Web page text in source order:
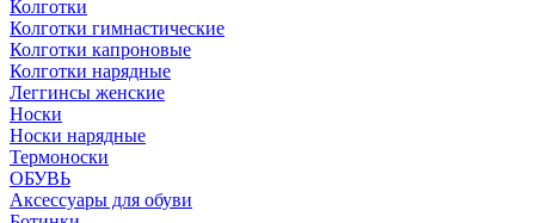
Колготки
Колготки гимнастические
Колготки капроновые
Колготки нарядные
Леггинсы женские
Носки
Носки нарядные
Термоноски
ОБУВЬ
Аксессуары для обуви